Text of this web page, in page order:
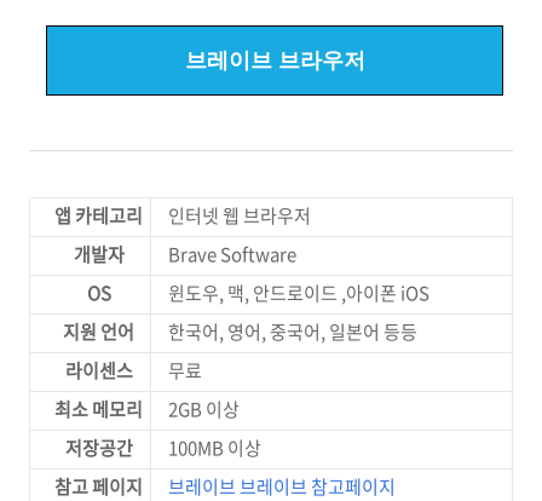
브레이브 브라우저
앱 카테고리
인터넷 웹 브라우저
개발자
Brave Software
OS
윈도우, 맥, 안드로이드 ,아이폰 iOS
지원 언어
한국어, 영어, 중국어, 일본어 등등
라이센스
무료
최소 메모리
2GB 이상
저장공간
100MB 이상
참고 페이지
브레이브 브레이브 참고페이지